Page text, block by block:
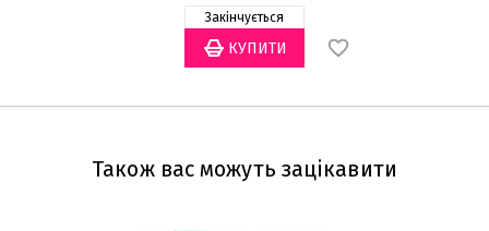
Закінчується
Також вас можуть зацікавити